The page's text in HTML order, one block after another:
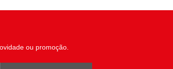
ou promoção.